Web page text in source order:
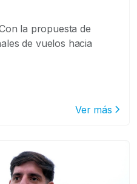
la propuesta de
de vuelos hacia
Ver más